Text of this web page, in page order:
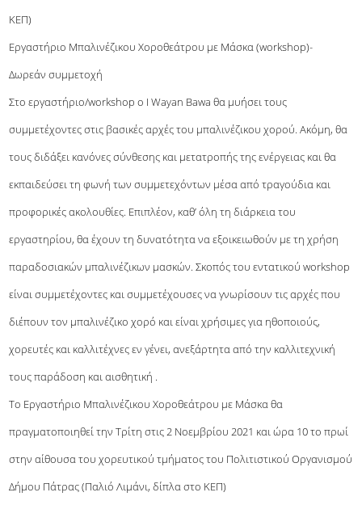
ΚΕΠ)
Εργαστήριο Μπαλινέζικου Χοροθεάτρου με Μάσκα (workshop)-
Δωρεάν συμμετοχή
Στο εργαστήριο/workshop ο I Wayan Bawa θα μυήσει τους
συμμετέχοντες στις βασικές αρχές του μπαλινέζικου χορού. Ακόμη, θα
τους διδάξει κανόνες σύνθεσης και μετατροπής της ενέργειας και θα
εκπαιδεύσει τη φωνή των συμμετεχόντων μέσα από τραγούδια και
προφορικές ακολουθίες. Επιπλέον, καθ’ όλη τη διάρκεια του
εργαστηρίου, θα έχουν τη δυνατότητα να εξοικειωθούν με τη χρήση
παραδοσιακών μπαλινέζικων μασκών. Σκοπός του εντατικού workshop
είναι συμμετέχοντες και συμμετέχουσες να γνωρίσουν τις αρχές που
διέπουν τον μπαλινέζικο χορό και είναι χρήσιμες για ηθοποιούς,
χορευτές και καλλιτέχνες εν γένει, ανεξάρτητα από την καλλιτεχνική
τους παράδοση και αισθητική .
Το Εργαστήριο Μπαλινέζικου Χοροθεάτρου με Μάσκα θα
πραγματοποιηθεί την Τρίτη στις 2 Νοεμβρίου 2021 και ώρα 10 το πρωί
στην αίθουσα του χορευτικού τμήματος του Πολιτιστικού Οργανισμού
Δήμου Πάτρας (Παλιό Λιμάνι, δίπλα στο ΚΕΠ)